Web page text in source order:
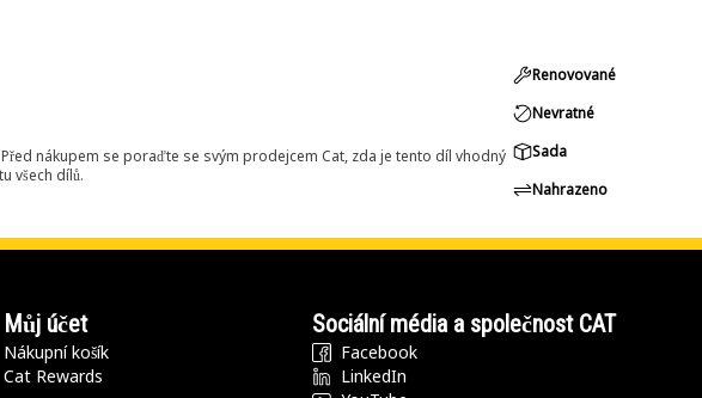
nákupem se poraďte se svým prodejcem Cat, zda je tento díl vhodný
všech dílů.
Renovované
Nevratné
Sada
Nahrazeno
Můj účet
Nákupní košík
Cat Rewards
Sociální média a společnost CAT
Facebook
LinkedIn